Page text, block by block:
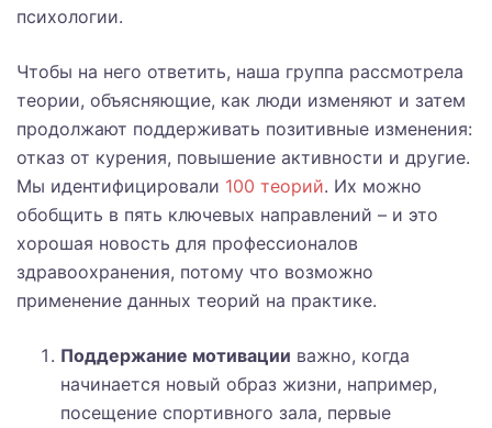
психологии.
Чтобы на него ответить, наша группа рассмотрела
теории, объясняющие, как люди изменяют и затем
продолжают поддерживать позитивные изменения:
отказ от курения, повышение активности и другие.
Мы идентифицировали 100 теорий. Их можно
обобщить в пять ключевых направлений – и это
хорошая новость для профессионалов
здравоохранения, потому что возможно
применение данных теорий на практике.
Поддержание мотивации важно, когда
начинается новый образ жизни, например,
посещение спортивного зала, первые